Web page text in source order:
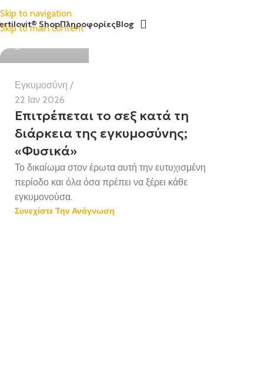
Skip to navigation
Skip to main content
ShopΠληροφορίεςBlog
Health Team
Εγκυμοσύνη
22 Ιαν 2026
Επιτρέπεται το σεξ κατά τη
διάρκεια της εγκυμοσύνης;
«Φυσικά»
Το δικαίωμα στον έρωτα αυτή την ευτυχισμένη
περίοδο και όλα όσα πρέπει να ξέρει κάθε
εγκυμονούσα.
Συνεχίστε Την Ανάγνωση